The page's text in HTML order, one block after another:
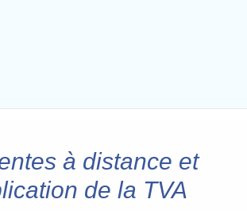
à distance et
de la TVA